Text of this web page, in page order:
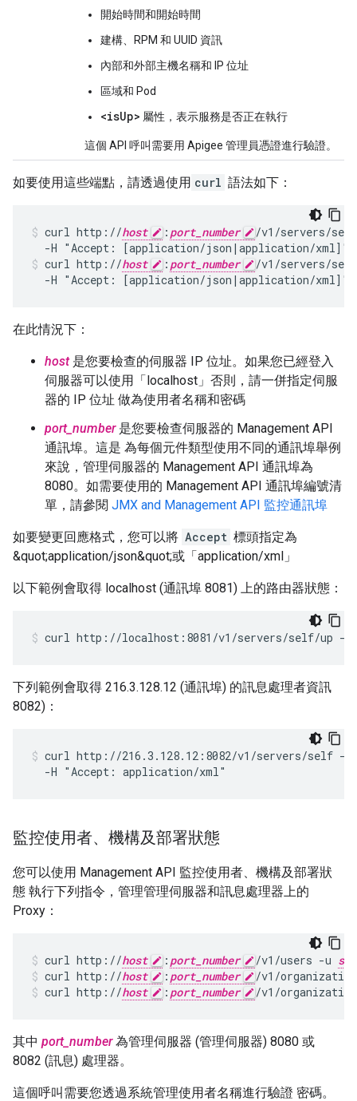
開始時間和開始時間
建構、RPM 和 UUID 資訊
內部和外部主機名稱和 IP 位址
區域和 Pod
<isUp> 屬性，表示服務是否正在執行
這個 API 呼叫需要用 Apigee 管理員憑證進行驗證。
如要使用這些端點，請透過使用 curl 語法如下：
curl http://host : port_number
/v1/servers/
curl http://host : port_number
/v1/servers/
  -H "Accept: [application/json|application/xml]"
在此情況下：
host是您要檢查的伺服器 IP 位址。如果您已經登入
伺服器可以使用「localhost」否則，請一併指定伺服
器的 IP 位址 做為使用者名稱和密碼
port_number是您要檢查伺服器的 Management API
通訊埠。這是 為每個元件類型使用不同的通訊埠舉例
來說，管理伺服器的 Management API 通訊埠為
8080。如需要使用的 Management API 通訊埠編號清
單，請參閱 JMX and Management API 監控通訊埠
如要變更回應格式，您可以將 Accept 標頭指定為
&quot;application/json&quot;或「application/xml」
以下範例會取得 localhost (通訊埠 8081) 上的路由器狀態：
curl http://localhost:8081/v1/servers/self/up -
下列範例會取得 216.3.128.12 (通訊埠) 的訊息處理者資訊
8082)：
curl http://216.3.128.12:8082/v1/servers/self -
  -H "Accept: application/xml"
監控使用者、機構及部署狀態
您可以使用 Management API 監控使用者、機構及部署狀
態 執行下列指令，管理管理伺服器和訊息處理器上的
Proxy：
curl http://host : port_number /v1/users -u
curl http://host : port_number
/v1/
curl http://host : port_number /v1/
其中 port_number為管理伺服器 (管理伺服器) 8080 或
8082 (訊息) 處理器。
這個呼叫需要您透過系統管理使用者名稱進行驗證 密碼。